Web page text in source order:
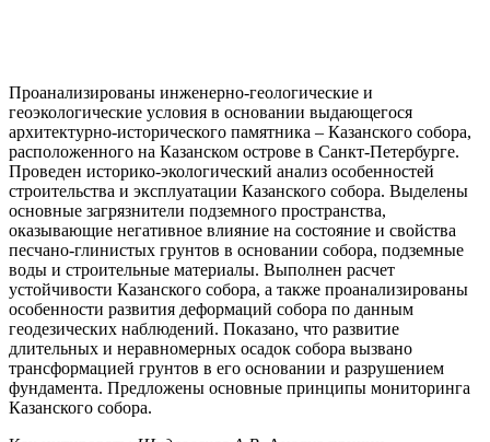
Проанализированы инженерно-геологические и
геоэкологические условия в основании выдающегося
архитектурно-исторического памятника – Казанского собора,
расположенного на Казанском острове в Санкт-Петербурге.
Проведен историко-экологический анализ особенностей
строительства и эксплуатации Казанского собора. Выделены
основные загрязнители подземного пространства,
оказывающие негативное влияние на состояние и свойства
песчано-глинистых грунтов в основании собора, подземные
воды и строительные материалы. Выполнен расчет
устойчивости Казанского собора, а также проанализированы
особенности развития деформаций собора по данным
геодезических наблюдений. Показано, что развитие
длительных и неравномерных осадок собора вызвано
трансформацией грунтов в его основании и разрушением
фундамента. Предложены основные принципы мониторинга
Казанского собора.